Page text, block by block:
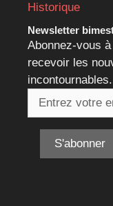
Historique
Newsletter
Abonnez-vous
recevoir les
incontournables.